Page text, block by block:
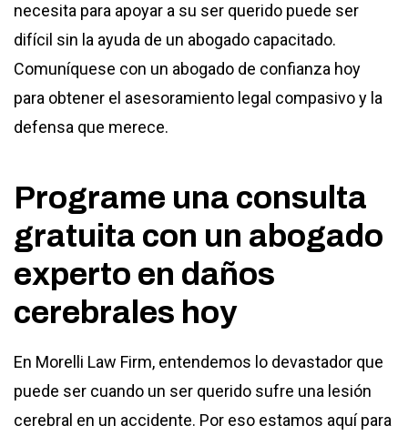
necesita para apoyar a su ser querido puede ser
difícil sin la ayuda de un abogado capacitado.
Comuníquese con un abogado de confianza hoy
para obtener el asesoramiento legal compasivo y la
defensa que merece.
Programe una consulta
gratuita con un abogado
experto en daños
cerebrales hoy
En Morelli Law Firm, entendemos lo devastador que
puede ser cuando un ser querido sufre una lesión
cerebral en un accidente. Por eso estamos aquí para